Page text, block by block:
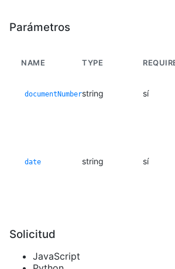
Parámetros
NAME TYPE
documentNumberstring sí
date string sí
Solicitud
JavaScript